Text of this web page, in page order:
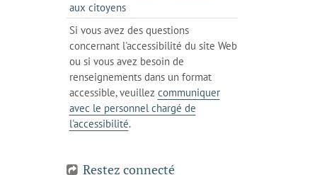
téléphone
client
votre
aux citoyenss'ouvre
dans
l'onglet
actuel
Si vous avez des questions
concernant l'accessibilité du site Web
ou si vous avez besoin de
renseignements dans un format
accessible, veuillez communiquer
avec le personnel chargé de
l'accessibilité.
Restez connecté